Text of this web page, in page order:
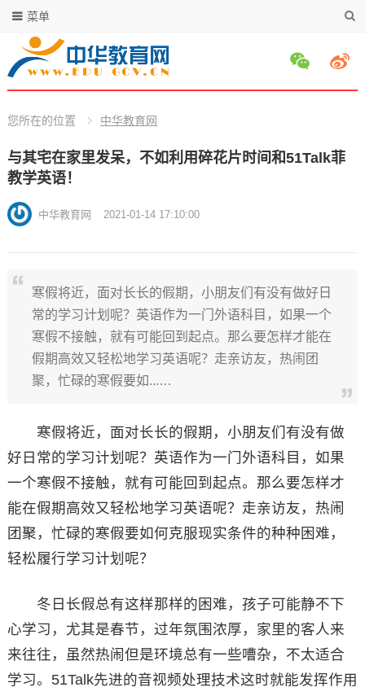
菜单
您所在的位置 中华教育网
与其宅在家里发呆，不如利用碎花片时间和51Talk菲
教学英语！
中华教育网 2021-01-14 17:10:00
寒假将近，面对长长的假期，小朋友们有没有做好日
常的学习计划呢？英语作为一门外语科目，如果一个
寒假不接触，就有可能回到起点。那么要怎样才能在
假期高效又轻松地学习英语呢？走亲访友，热闹团
聚，忙碌的寒假要如...…
寒假将近，面对长长的假期，小朋友们有没有做
好日常的学习计划呢？英语作为一门外语科目，如果
一个寒假不接触，就有可能回到起点。那么要怎样才
能在假期高效又轻松地学习英语呢？走亲访友，热闹
团聚，忙碌的寒假要如何克服现实条件的种种困难，
轻松履行学习计划呢？
冬日长假总有这样那样的困难，孩子可能静不下
心学习，尤其是春节，过年氛围浓厚，家里的客人来
来往往，虽然热闹但是环境总有一些嘈杂，不太适合
学习。51Talk先进的音视频处理技术这时就能发挥作用